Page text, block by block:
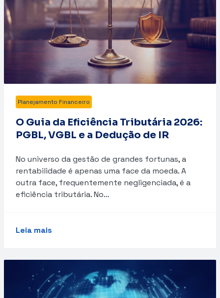
Planejamento Financeiro
O Guia da Eficiência Tributária 2026:
PGBL, VGBL e a Dedução de IR
No universo da gestão de grandes fortunas, a
rentabilidade é apenas uma face da moeda. A
outra face, frequentemente negligenciada, é a
eficiência tributária. No…
Leia mais